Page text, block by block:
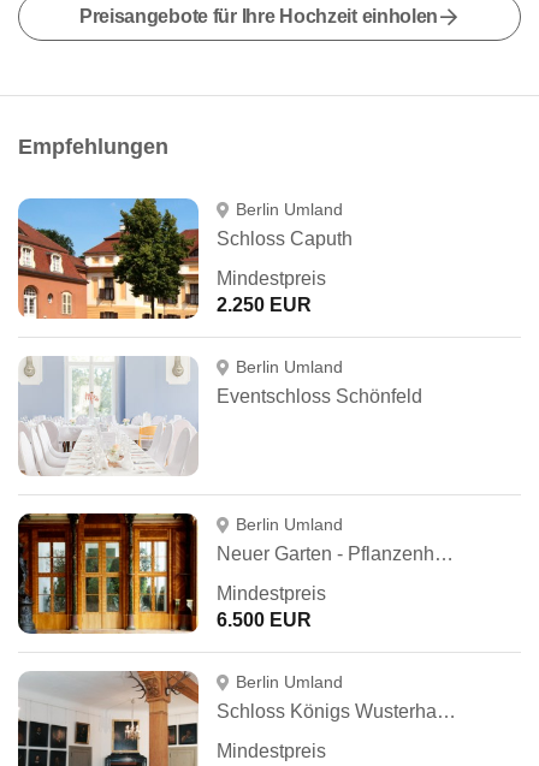
Preisangebote für Ihre Hochzeit einholen
Empfehlungen
Berlin Umland
Schloss Caputh
Mindestpreis
2.250 EUR
Berlin Umland
Eventschloss Schönfeld
Berlin Umland
Neuer Garten - Pflanzenhallen & Palmensaal
Mindestpreis
6.500 EUR
Berlin Umland
Schloss Königs Wusterhausen
Mindestpreis